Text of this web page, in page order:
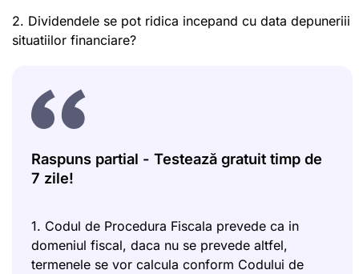
2. Dividendele se pot ridica incepand cu data depuneriii
situatiilor financiare?
Raspuns partial - Testează gratuit timp de
7 zile!
1. Codul de Procedura Fiscala prevede ca in
domeniul fiscal, daca nu se prevede altfel,
termenele se vor calcula conform Codului de